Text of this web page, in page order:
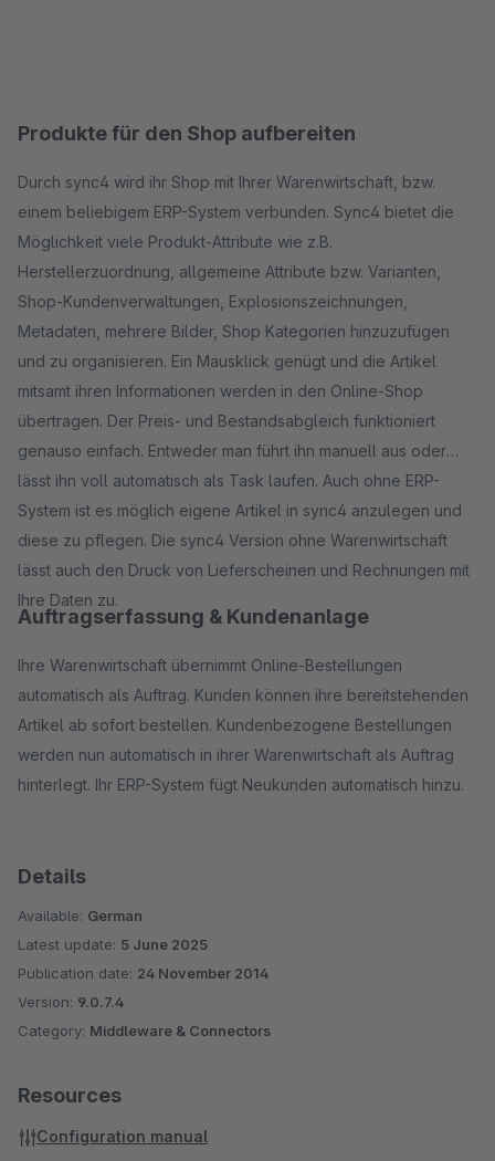
Produkte für den Shop aufbereiten
Durch sync4 wird ihr Shop mit Ihrer Warenwirtschaft, bzw.
einem beliebigem ERP-System verbunden. Sync4 bietet die
Möglichkeit viele Produkt-Attribute wie z.B.
Herstellerzuordnung, allgemeine Attribute bzw. Varianten,
Shop-Kundenverwaltungen, Explosionszeichnungen,
Metadaten, mehrere Bilder, Shop Kategorien hinzuzufügen
und zu organisieren. Ein Mausklick genügt und die Artikel
mitsamt ihren Informationen werden in den Online-Shop
übertragen. Der Preis- und Bestandsabgleich funktioniert
genauso einfach. Entweder man führt ihn manuell aus oder
lässt ihn voll automatisch als Task laufen. Auch ohne ERP-
System ist es möglich eigene Artikel in sync4 anzulegen und
diese zu pflegen. Die sync4 Version ohne Warenwirtschaft
lässt auch den Druck von Lieferscheinen und Rechnungen mit
Ihre Daten zu.
Auftragserfassung & Kundenanlage
Ihre Warenwirtschaft übernimmt Online-Bestellungen
automatisch als Auftrag. Kunden können ihre bereitstehenden
Artikel ab sofort bestellen. Kundenbezogene Bestellungen
werden nun automatisch in ihrer Warenwirtschaft als Auftrag
hinterlegt. Ihr ERP-System fügt Neukunden automatisch hinzu.
Details
Available: German
Latest update: 5 June 2025
Publication date: 24 November 2014
Version: 9.0.7.4
Category: Middleware & Connectors
Resources
Configuration manual